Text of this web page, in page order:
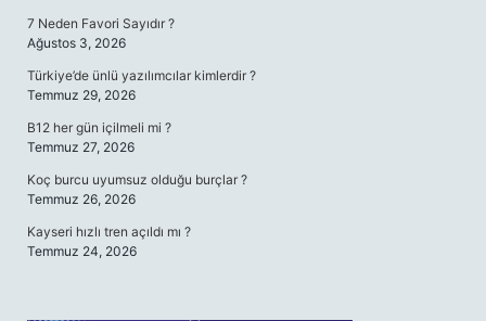
7 Neden Favori Sayıdır ?
Ağustos 3, 2026
Türkiye’de ünlü yazılımcılar kimlerdir ?
Temmuz 29, 2026
B12 her gün içilmeli mi ?
Temmuz 27, 2026
Koç burcu uyumsuz olduğu burçlar ?
Temmuz 26, 2026
Kayseri hızlı tren açıldı mı ?
Temmuz 24, 2026